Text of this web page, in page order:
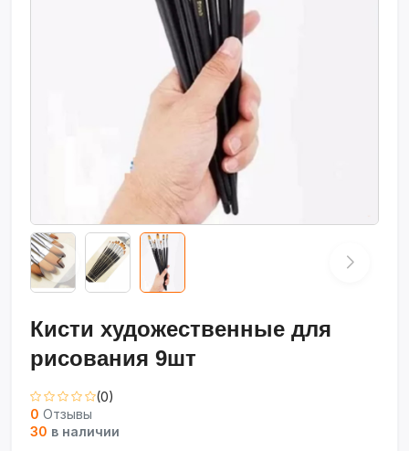
Кисти художественные для
рисования 9шт
(0)
0 Отзывы
30 в наличии